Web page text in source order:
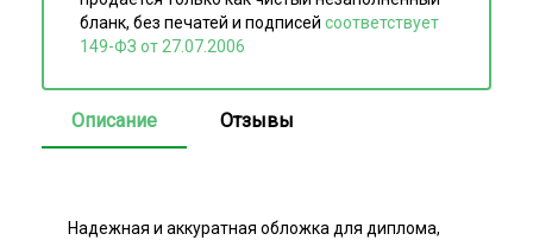
бланк, без печатей и подписей соответствует
149-ФЗ от 27.07.2006
Описание Отзывы
Надежная и аккуратная обложка для диплома,